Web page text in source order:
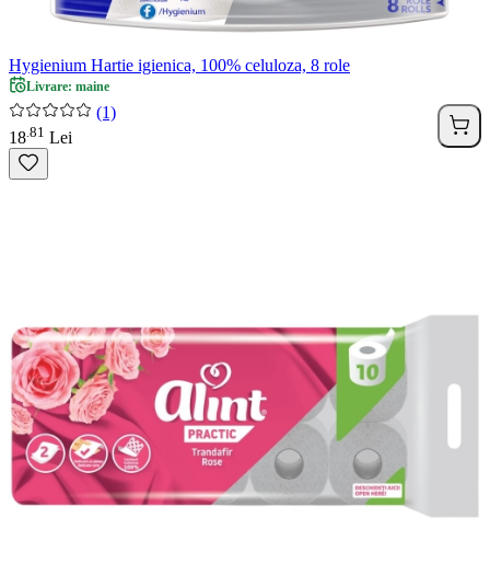
Hygienium Hartie igienica, 100% celuloza, 8 role
Livrare: maine
(1)
18 81 Lei